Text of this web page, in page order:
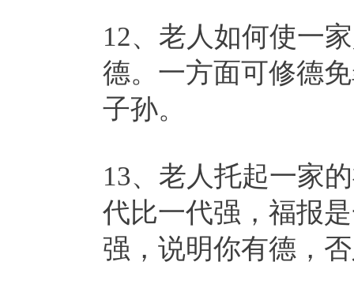
12、老人如何使一
德。一方面可修德
子孙。
13、老人托起一家
代比一代强，福报
强，说明你有德，